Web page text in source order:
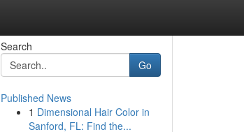
Search
Go
Published News
1 Dimensional Hair Color in
Sanford, FL: Find the...